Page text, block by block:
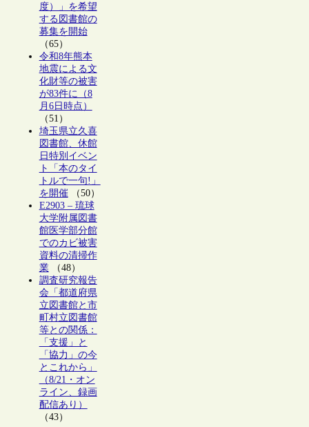
度）」を希望
する図書館の
募集を開始
（65）
令和8年熊本
地震による文
化財等の被害
が83件に（8
月6日時点）
（51）
埼玉県立久喜
図書館、休館
日特別イベン
ト「本のタイ
トルで一句!」
を開催（50）
E2903 – 琉球
大学附属図書
館医学部分館
でのカビ被害
資料の清掃作
業（48）
調査研究報告
会「都道府県
立図書館と市
町村立図書館
等との関係：
「支援」と
「協力」の今
とこれから」
（8/21・オン
ライン、録画
配信あり）
（43）